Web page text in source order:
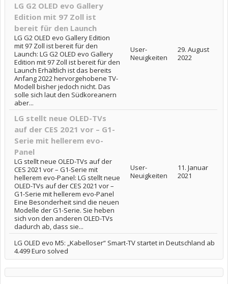
LG G2 OLED evo Gallery
Edition mit 97 Zoll ist
bereit für den Launch
LG G2 OLED evo Gallery Edition
mit 97 Zoll ist bereit für den
Launch: LG G2 OLED evo Gallery
Edition mit 97 Zoll ist bereit für den
Launch Erhältlich ist das bereits
Anfang 2022 hervorgehobene TV-
Modell bisher jedoch nicht. Das
solle sich laut den Südkoreanern
aber...
User-
Neuigkeiten
29. August
2022
LG stellt neue OLED-TVs
auf der CES 2021 vor – G1-
Serie mit hellerem evo-
Panel
LG stellt neue OLED-TVs auf der
CES 2021 vor – G1-Serie mit
hellerem evo-Panel: LG stellt neue
OLED-TVs auf der CES 2021 vor –
G1-Serie mit hellerem evo-Panel
Eine Besonderheit sind die neuen
Modelle der G1-Serie. Sie heben
sich von den anderen OLED-TVs
dadurch ab, dass sie...
User-
Neuigkeiten
11. Januar
2021
LG OLED evo M5: „Kabelloser“ Smart-TV startet in Deutschland ab
4.499 Euro solved